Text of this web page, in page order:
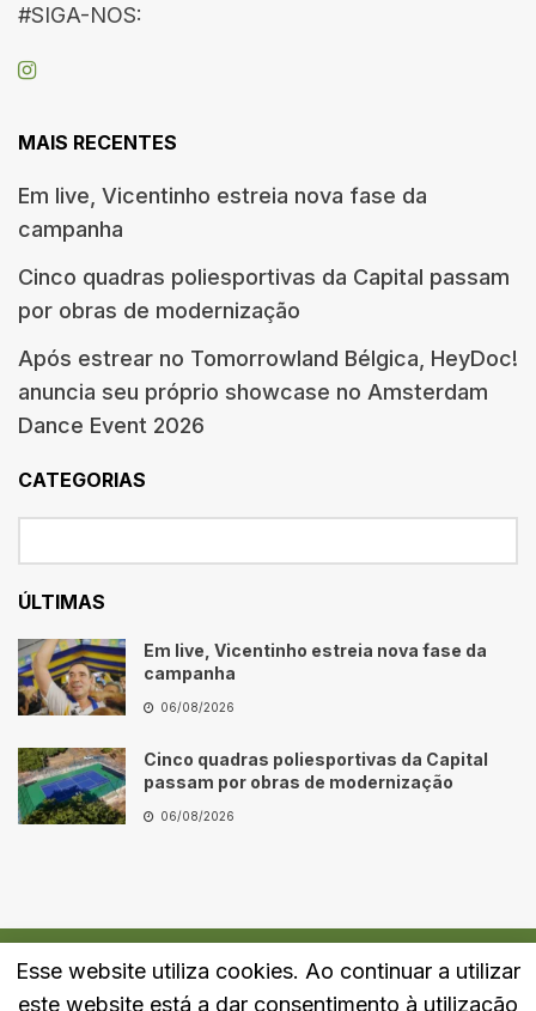
#SIGA-NOS:
MAIS RECENTES
Em live, Vicentinho estreia nova fase da
campanha
Cinco quadras poliesportivas da Capital passam
por obras de modernização
Após estrear no Tomorrowland Bélgica, HeyDoc!
anuncia seu próprio showcase no Amsterdam
Dance Event 2026
CATEGORIAS
ÚLTIMAS
Em live, Vicentinho estreia nova fase da
campanha
06/08/2026
Cinco quadras poliesportivas da Capital
passam por obras de modernização
06/08/2026
Quem Somos Fale Conosco Política de Privacidade
Esse website utiliza cookies. Ao continuar a utilizar
este website está a dar consentimento à utilização